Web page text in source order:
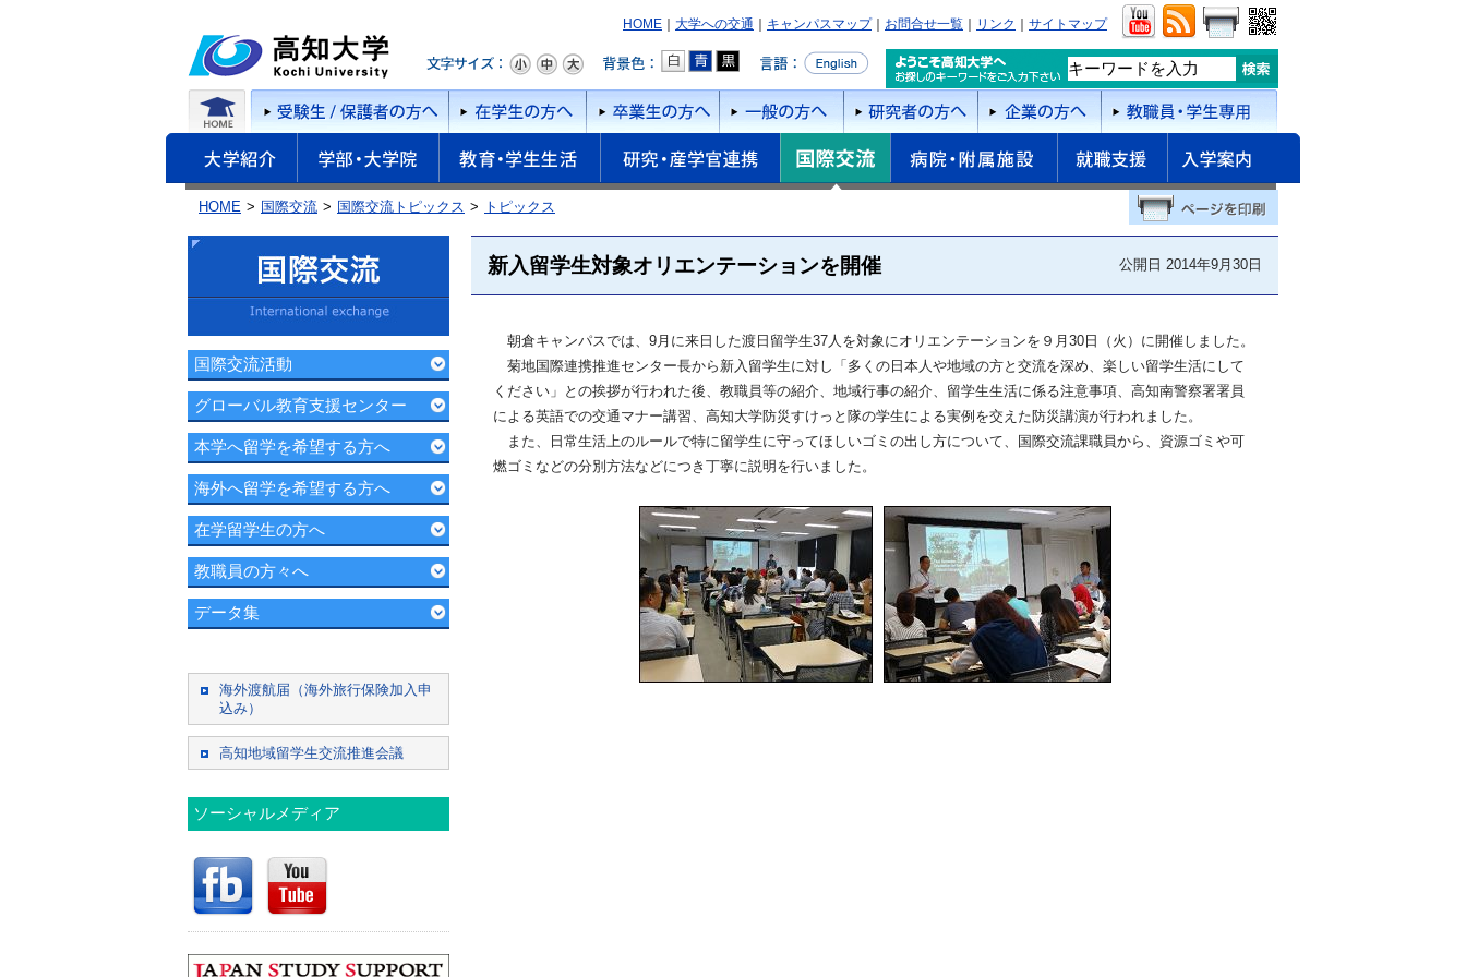
HOME 大学への交通 キャンパスマップ｜ お問合せ一覧 リンク サイトマップ
HOME 国際交流 国際交流トピックス トピックス
新入留学生対象オリエンテーションを開催 公開日 2014年9月30日
朝倉キャンパスでは、9月に来日した渡日留学生37人を対象にオリエンテーションを９月30日（火）に開催しました。
菊地国際連携推進センター長から新入留学生に対し「多くの日本人や地域の方と交流を深め、楽しい留学生活にして
ください」との挨拶が行われた後、教職員等の紹介、地域行事の紹介、留学生生活に係る注意事項、高知南警察署署員
による英語での交通マナー講習、高知大学防災すけっと隊の学生による実例を交えた防災講演が行われました。
また、日常生活上のルールで特に留学生に守ってほしいゴミの出し方について、国際交流課職員から、資源ゴミや可
燃ゴミなどの分別方法などにつき丁寧に説明を行いました。
国際交流活動
グローバル教育支援センター
本学へ留学を希望する方へ
海外へ留学を希望する方へ
在学留学生の方へ
教職員の方々へ
データ集
海外渡航届（海外旅行保険加入申
込み）
高知地域留学生交流推進会議
ソーシャルメディア